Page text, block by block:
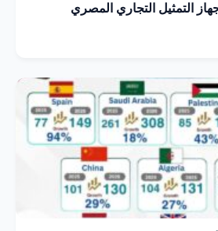
التمثيل التجاري المصري